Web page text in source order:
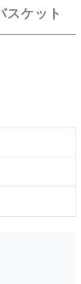
スケット